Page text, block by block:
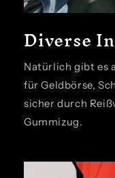
Diverse
Natürlich gibt es
für Geldbörse,
sicher durch
Gummizug.